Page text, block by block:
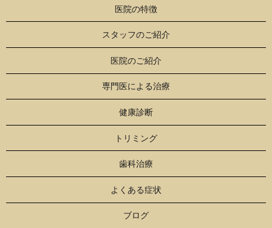
医院の特徴
スタッフのご紹介
医院のご紹介
専門医による治療
健康診断
トリミング
歯科治療
よくある症状
ブログ